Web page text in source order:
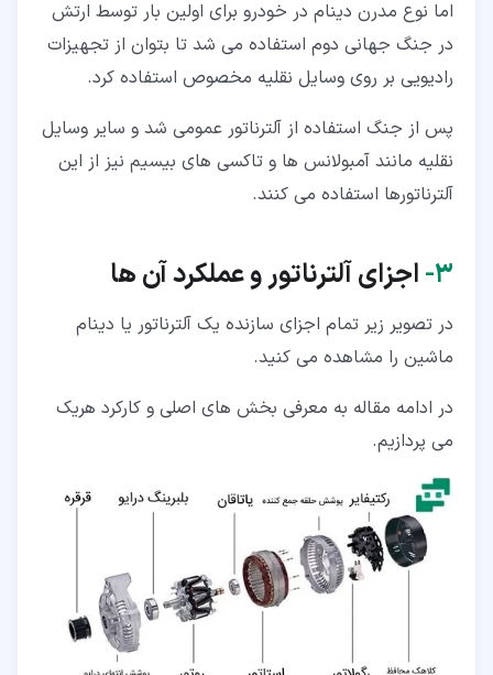
اما نوع مدرن دینام در خودرو برای اولین بار توسط ارتش
در جنگ جهانی دوم استفاده می شد تا بتوان از تجهیزات
رادیویی بر روی وسایل نقلیه مخصوص استفاده کرد.
پس از جنگ استفاده از آلترناتور عمومی شد و سایر وسایل
نقلیه مانند آمبولانس ها و تاکسی های بیسیم نیز از این
آلترناتورها استفاده می کنند.
۳‏- اجزای آلترناتور و عملکرد آن ها
در تصویر زیر تمام اجزای سازنده یک آلترناتور یا دینام
ماشین را مشاهده می کنید.
در ادامه مقاله به معرفی بخش های اصلی و کارکرد هریک
می پردازیم.